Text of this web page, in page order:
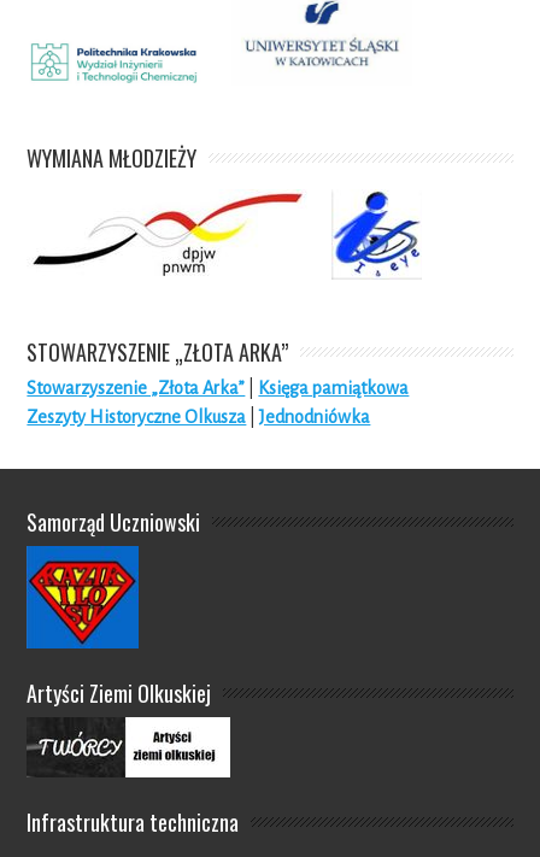
WYMIANA MŁODZIEŻY
STOWARZYSZENIE „ZŁOTA ARKA”
Stowarzyszenie „Złota Arka”
Księga pamiątkowa
Zeszyty Historyczne Olkusza |Jednodniówka
Samorząd Uczniowski
Artyści Ziemi Olkuskiej
Infrastruktura techniczna